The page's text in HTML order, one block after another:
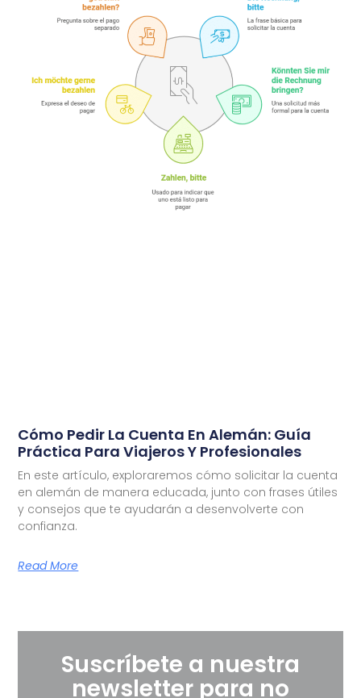
Cómo Pedir La Cuenta En Alemán: Guía
Práctica Para Viajeros Y Profesionales
En este artículo, exploraremos cómo solicitar la cuenta
en alemán de manera educada, junto con frases útiles
y consejos que te ayudarán a desenvolverte con
confianza.
Read More
Suscríbete a nuestra
newsletter para no